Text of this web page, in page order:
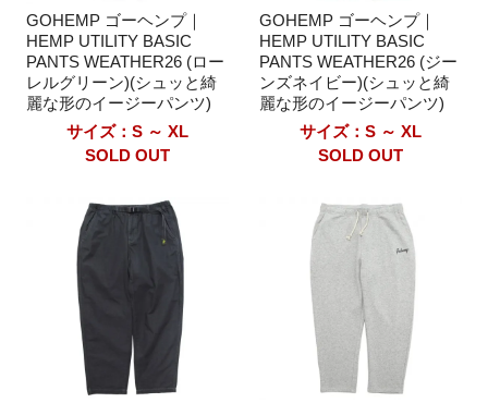
GOHEMP ゴーヘンプ｜
HEMP UTILITY BASIC
PANTS WEATHER26 (ロー
レルグリーン)(シュッと綺
麗な形のイージーパンツ)
サイズ：S ～ XL
SOLD OUT
GOHEMP ゴーヘンプ｜
HEMP UTILITY BASIC
PANTS WEATHER26 (ジー
ンズネイビー)(シュッと綺
麗な形のイージーパンツ)
サイズ：S ～ XL
SOLD OUT